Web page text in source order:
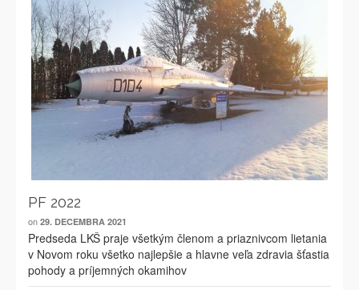
PF 2022
on 29. DECEMBRA 2021
Predseda LKŠ praje všetkým členom a priaznivcom lietania
v Novom roku všetko najlepšie a hlavne veľa zdravia šťastia
pohody a príjemných okamihov